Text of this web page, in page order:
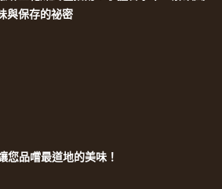
與保存的祕密
您品嚐最道地的美味！